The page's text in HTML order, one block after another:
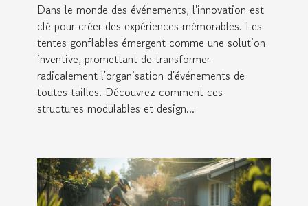
Dans le monde des événements, l'innovation est
clé pour créer des expériences mémorables. Les
tentes gonflables émergent comme une solution
inventive, promettant de transformer
radicalement l'organisation d'événements de
toutes tailles. Découvrez comment ces
structures modulables et design...